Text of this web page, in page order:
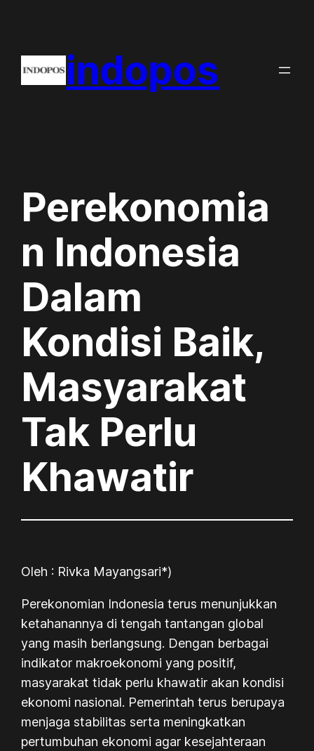
content
indopos
Perekonomia
n Indonesia
Dalam
Kondisi Baik,
Masyarakat
Tak Perlu
Khawatir
Oleh : Rivka Mayangsari*)
Perekonomian Indonesia terus menunjukkan
ketahanannya di tengah tantangan global
yang masih berlangsung. Dengan berbagai
indikator makroekonomi yang positif,
masyarakat tidak perlu khawatir akan kondisi
ekonomi nasional. Pemerintah terus berupaya
menjaga stabilitas serta meningkatkan
pertumbuhan ekonomi agar kesejahteraan